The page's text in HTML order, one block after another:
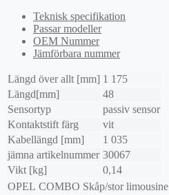
Teknisk specifikation
Passar modeller
OEM Nummer
Jämförbara nummer
Längd över allt [mm] 1 175
Längd[mm]
48
Sensortyp
passiv sensor
Kontaktstift färg
vit
Kabellängd [mm]
1 035
jämna artikelnummer 30067
Vikt [kg]
0,14
OPEL COMBO Skåp/stor